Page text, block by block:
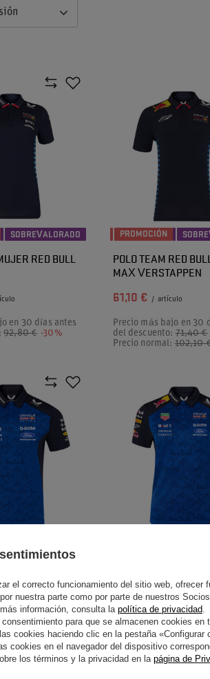
SOBREVALORADO
RED BULL
en 30 días antes
92,80 € -30%
PROMOCIÓN
POLO TEAM RED
MAX VERSTAPPEN
61,10 € / artículo
Precio más bajo en 30
del descuento:71,40 €
Precio normal:102,10
BULL RACING
111,40 € / artículo
el correcto funcionamiento del sitio web,
nuestra parte como por parte de nuestros
información, consulta la política de privacidad.
para que se almacenen cookies
cookies haciendo clic en la pestaña
cookies en el navegador del dispositivo
los términos y la privacidad en la página de